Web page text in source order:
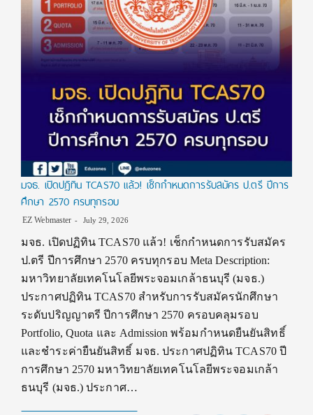
มจธ. เปิดปฏิทิน TCAS70 แล้ว! เช็กกำหนดการรับสมัคร ป.ตรี ปีการ
ศึกษา 2570 ครบทุกรอบ
EZ Webmaster July 29, 2026
มจธ. เปิดปฏิทิน TCAS70 แล้ว! เช็กกำหนดการรับสมัคร
ป.ตรี ปีการศึกษา 2570 ครบทุกรอบ Meta Description:
มหาวิทยาลัยเทคโนโลยีพระจอมเกล้าธนบุรี (มจธ.)
ประกาศปฏิทิน TCAS70 สำหรับการรับสมัครนักศึกษา
ระดับปริญญาตรี ปีการศึกษา 2570 ครอบคลุมรอบ
Portfolio, Quota และ Admission พร้อมกำหนดยืนยันสิทธิ์
และชำระค่ายืนยันสิทธิ์ มจธ. ประกาศปฏิทิน TCAS70 ปี
การศึกษา 2570 มหาวิทยาลัยเทคโนโลยีพระจอมเกล้า
ธนบุรี (มจธ.) ประกาศ…